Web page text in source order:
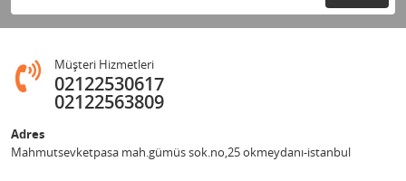
Müşteri Hizmetleri
02122530617
02122563809
Adres
Mahmutsevketpasa mah.gümüs sok.no,25 okmeydanı-istanbul